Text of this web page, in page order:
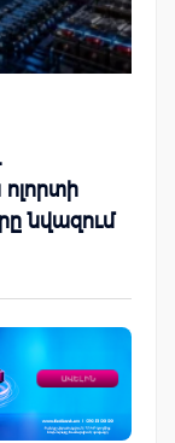
նվազում